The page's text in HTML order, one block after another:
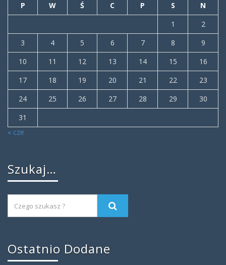
P W Ś C P S
N
1
2
3
4 5 6 7 8
9
10
11 12 13 14 15
16
17
18 19 20 21 22
23
24
25 26 27 28 29
30
31
« cze
Szukaj…
Ostatnio Dodane